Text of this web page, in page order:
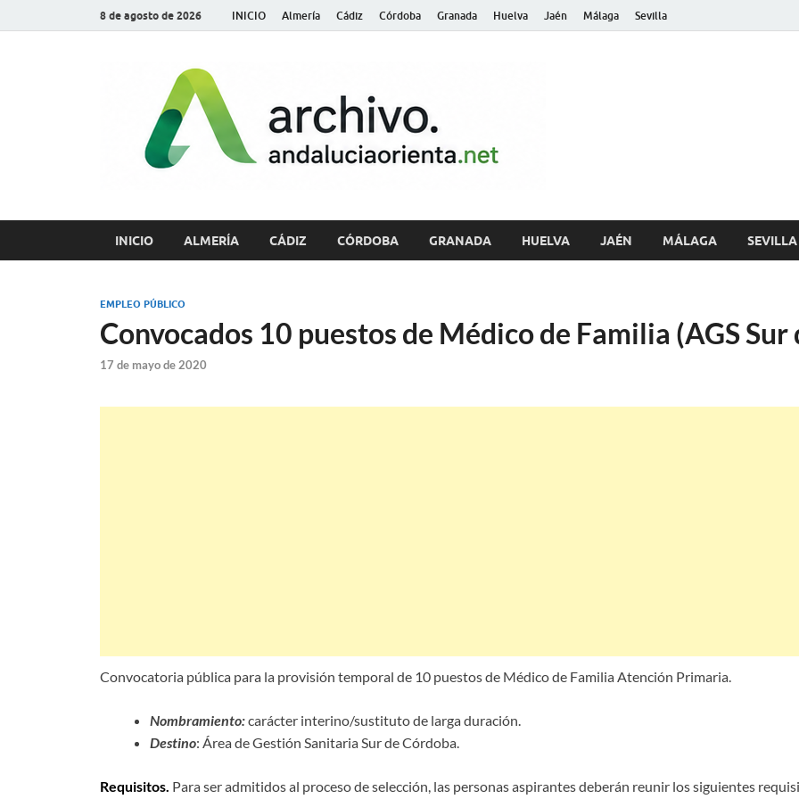
8 de agosto de 2026 INICIO Almería Cádiz Córdoba Granada Huelva Jaén Málaga Sevilla
INICIO ALMERÍA CÁDIZ CÓRDOBA GRANADA HUELVA JAÉN MÁLAGA SEVILLA
EMPLEO PÚBLICO
Convocados 10 puestos de Médico de Familia (AGS Sur
17 de mayo de 2020
Convocatoria pública para la provisión temporal de 10 puestos de Médico de Familia Atención Primaria.
Nombramiento:carácter interino/sustituto de larga duración.
Destino: Área de Gestión Sanitaria Sur de Córdoba.
Requisitos. Para ser admitidos al proceso de selección, las personas aspirantes deberán reunir los siguientes